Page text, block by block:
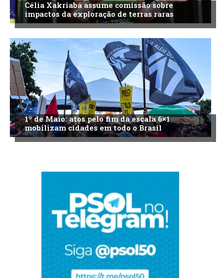
Célia Xakriabá assume comissão sobre
impactos da exploração de terras raras
1º de Maio: atos pelo fim da escala 6×1
mobilizam cidades em todo o Brasil